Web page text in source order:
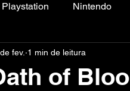
Playstation Nintendo
Filmes e Series
of
fev. 1 min de leitura